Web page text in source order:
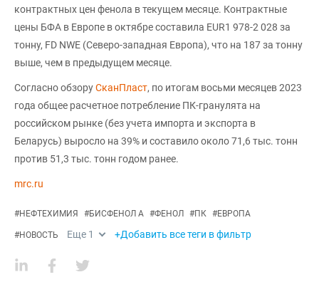
контрактных цен фенола в текущем месяце. Контрактные
цены БФА в Европе в октябре составила EUR1 978-2 028 за
тонну, FD NWE (Северо-западная Европа), что на 187 за тонну
выше, чем в предыдущем месяце.
Согласно обзоруСканПласт, по итогам восьми месяцев 2023
года общее расчетное потребление ПК-гранулята на
российском рынке (без учета импорта и экспорта в
Беларусь) выросло на 39% и составило около 71,6 тыс. тонн
против 51,3 тыс. тонн годом ранее.
mrc.ru
#НЕФТЕХИМИЯ #БИСФЕНОЛ А #ФЕНОЛ #ПК #ЕВРОПА
#НОВОСТЬ Еще 1 +Добавить все теги в фильтр